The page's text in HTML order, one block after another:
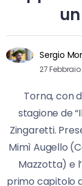
Sergio
27 Febbraio
Torna, con
stagione de
Zingaretti.
Mimì Augello
Mazzotta) e
primo capitolo